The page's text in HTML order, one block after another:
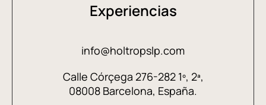
Experiencias
info@holtropslp.com
Calle Córçega 276-282 1º, 2ª,
08008 Barcelona, España.